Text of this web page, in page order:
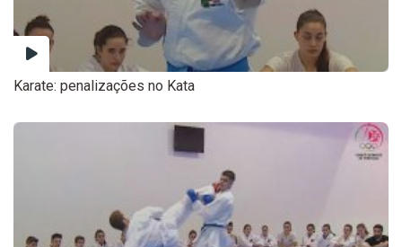
Karate: penalizações no Kata